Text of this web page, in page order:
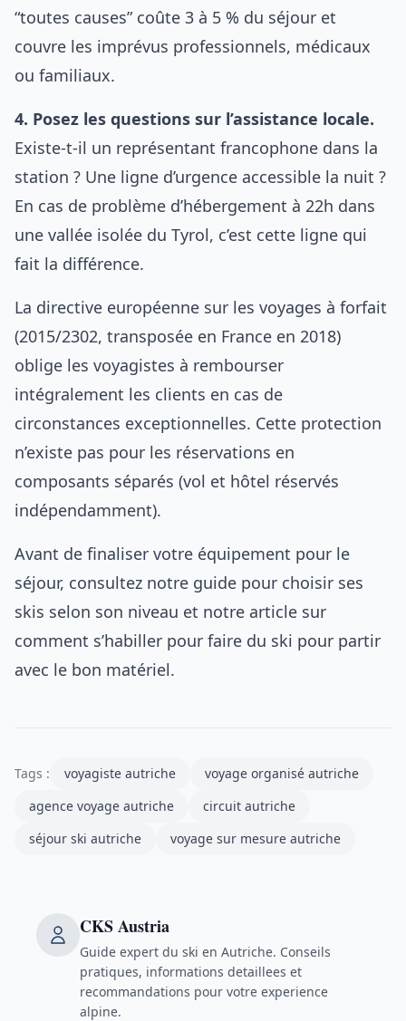
“toutes causes” coûte 3 à 5 % du séjour et
couvre les imprévus professionnels, médicaux
ou familiaux.
4. Posez les questions sur l’assistance locale.
Existe-t-il un représentant francophone dans la
station ? Une ligne d’urgence accessible la nuit ?
En cas de problème d’hébergement à 22h dans
une vallée isolée du Tyrol, c’est cette ligne qui
fait la différence.
La directive européenne sur les voyages à forfait
(2015/2302, transposée en France en 2018)
oblige les voyagistes à rembourser
intégralement les clients en cas de
circonstances exceptionnelles. Cette protection
n’existe pas pour les réservations en
composants séparés (vol et hôtel réservés
indépendamment).
Avant de finaliser votre équipement pour le
séjour, consultez notre guide pour choisir ses
skis selon son niveau et notre article sur
comment s’habiller pour faire du ski pour partir
avec le bon matériel.
Tags : voyagiste autriche
voyage organisé autriche
agence voyage autriche
circuit autriche
séjour ski autriche
voyage sur mesure autriche
CKS Austria
Guide expert du ski en Autriche. Conseils
pratiques, informations detaillees et
recommandations pour votre experience
alpine.